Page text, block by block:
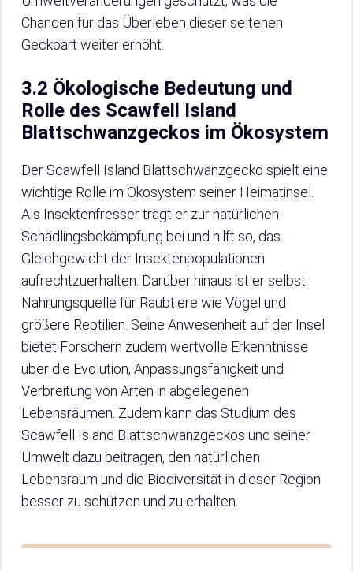
Chancen für das Überleben dieser seltenen
Geckoart weiter erhöht.
3.2 Ökologische Bedeutung und
Rolle des Scawfell Island
Blattschwanzgeckos im Ökosystem
Der Scawfell Island Blattschwanzgecko spielt eine
wichtige Rolle im Ökosystem seiner Heimatinsel.
Als Insektenfresser trägt er zur natürlichen
Schädlingsbekämpfung bei und hilft so, das
Gleichgewicht der Insektenpopulationen
aufrechtzuerhalten. Darüber hinaus ist er selbst
Nahrungsquelle für Raubtiere wie Vögel und
größere Reptilien. Seine Anwesenheit auf der Insel
bietet Forschern zudem wertvolle Erkenntnisse
über die Evolution, Anpassungsfähigkeit und
Verbreitung von Arten in abgelegenen
Lebensräumen. Zudem kann das Studium des
Scawfell Island Blattschwanzgeckos und seiner
Umwelt dazu beitragen, den natürlichen
Lebensraum und die Biodiversität in dieser Region
besser zu schützen und zu erhalten.